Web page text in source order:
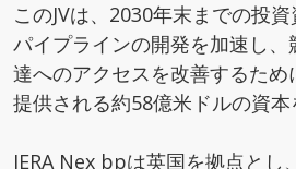
このJVは、2030年末までの投
パイプラインの開発を加速し
達へのアクセスを改善するため
提供される約58億米ドルの資本
JERA Nex bpは英国を拠点とし